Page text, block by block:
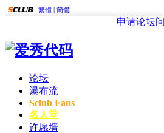
繁體 | 簡體
申请论坛
论坛
瀑布流
Sclub Fans
名人堂
许愿墙